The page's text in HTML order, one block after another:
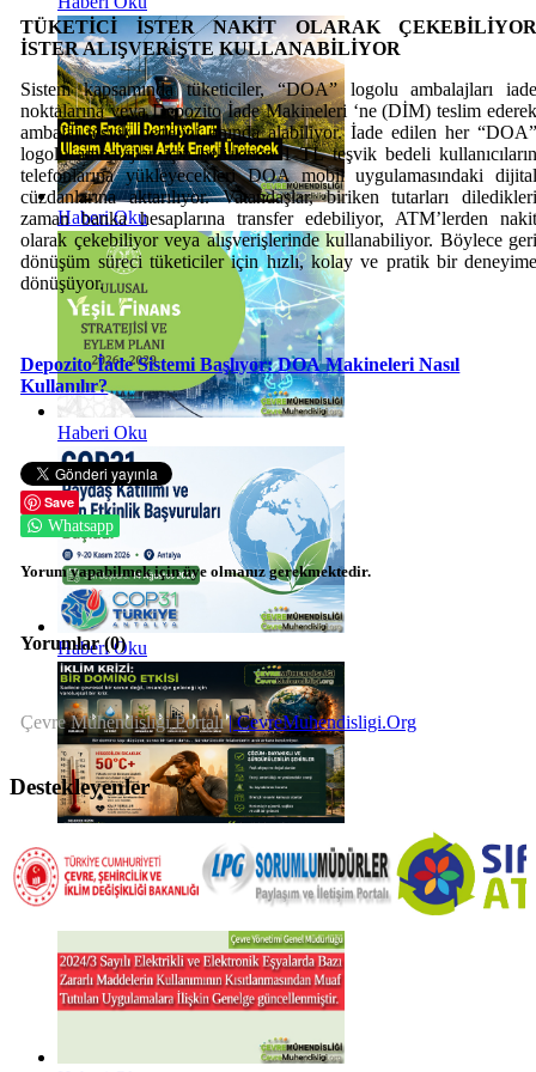
Haberi Oku
Haberi Oku
Haberi Oku
Haberi Oku
TÜKETİCİ İSTER NAKİT OLARAK
İSTER ALIŞVERİŞTE KULLANABİLİYOR
Sistem kapsamında tüketiciler, “DOA” logolu ambalajları
noktalarına veya Depozito İade Makineleri ‘ne (DİM) teslim
ambalaj teşvik bedelini anında alabiliyor. İade edilen her
logolu ambalajlar için belirlenen 1 TL teşvik bedeli
telefonlarına yükleyecekleri DOA mobil uygulamasındaki
cüzdanlarına aktarılıyor. Vatandaşlar, biriken tutarları
zaman banka hesaplarına transfer edebiliyor, ATM’lerden
olarak çekebiliyor veya alışverişlerinde kullanabiliyor. Böylece
dönüşüm süreci tüketiciler için hızlı, kolay ve pratik bir
dönüşüyor.
Depozito İade Sistemi Başlıyor: DOAMakineleri Nasıl
Kullanılır?
Save
Whatsapp
Yorum yapabilmek için üye olmanız gerekmektedir.
Yorumlar (0)
Çevre Mühendisliği Portalı| CevreMuhendisligi.Org
Destekleyenler